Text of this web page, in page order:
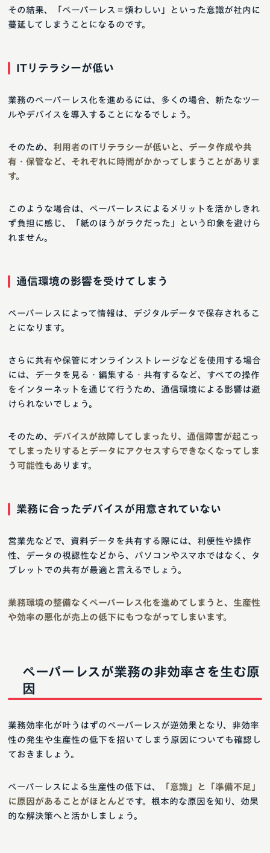
その結果、「ペーパーレス＝煩わしい」といった意識が社内に
蔓延してしまうことになるのです。
ITリテラシーが低い
業務のペーパーレス化を進めるには、多くの場合、新たなツー
ルやデバイスを導入することになるでしょう。
そのため、 利用者のITリテラシーが低いと、データ作成や共
有・保管など、それぞれに時間がかかってしまうことがありま
す。
このような場合は、ペーパーレスによるメリットを活かしきれ
ず負担に感じ、「紙のほうがラクだった」という印象を避けら
れません。
通信環境の影響を受けてしまう
ペーパーレスによって情報は、デジタルデータで保存されるこ
とになります。
さらに共有や保管にオンラインストレージなどを使用する場合
には、データを見る・編集する・共有するなど、すべての操作
をインターネットを通じて行うため、通信環境による影響は避
けられないでしょう。
そのため、 デバイスが故障してしまったり、通信障害が起こっ
てしまったりするとデータにアクセスすらできなくなってしま
う可能性 もあります。
業務に合ったデバイスが用意されていない
営業先などで、資料データを共有する際には、利便性や操作
性、データの視認性などから、パソコンやスマホではなく、タ
ブレットでの共有が最適と言えるでしょう。
業務環境の整備なくペーパーレス化を進めてしまうと、生産性
や効率の悪化が売上の低下にもつながってしまいます。
ペーパーレスが業務の非効率さを生む原
因
業務効率化が叶うはずのペーパーレスが逆効果となり、非効率
性の発生や生産性の低下を招いてしまう原因についても確認し
ておきましょう。
ペーパーレスによる生産性の低下は、
「意識」と「準備不足」
に原因があることがほとんどです。根本的な原因を知り、効果
的な解決策へと活かしましょう。